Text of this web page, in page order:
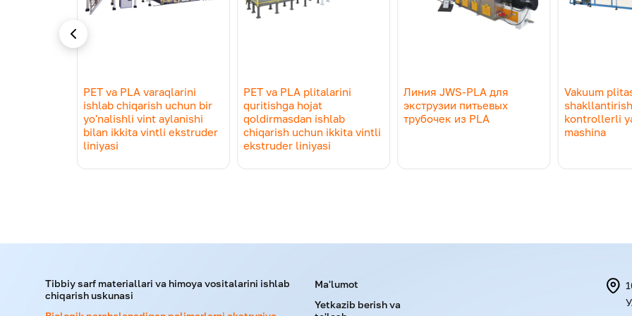
PET va PLA varaqlarini
ishlab chiqarish uchun bir
yo'nalishli vint aylanishi
bilan ikkita vintli ekstruder
liniyasi
PET va PLA plitalarini
quritishga hojat
qoldirmasdan ishlab
chiqarish uchun ikkita vintli
ekstruder liniyasi
Линия JWS-PLA для
экструзии питьевых
трубочек из PLA
Vakuum
kontrollerli
mashina
Tibbiy sarf materiallari va himoya vositalarini ishlab
chiqarish uskunasi
Menu footer
Ma'lumot
Yetkazib berish va